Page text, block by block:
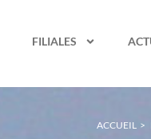
FILIALES
ACCUEIL >